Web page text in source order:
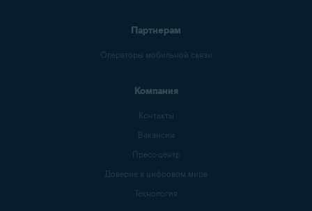
Партнерам
Операторы мобильной связи
Компания
Контакты
Вакансии
Пресс-центр
Доверие в цифровом мире
Технология